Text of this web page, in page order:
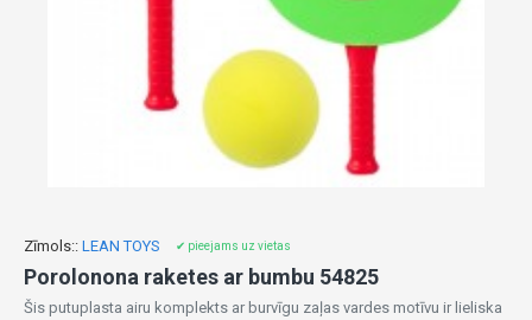
Zīmols:: LEAN TOYS ✔ pieejams uz vietas
Porolonona raketes ar bumbu 54825
Šis putuplasta airu komplekts ar burvīgu zaļas vardes motīvu ir lieliska